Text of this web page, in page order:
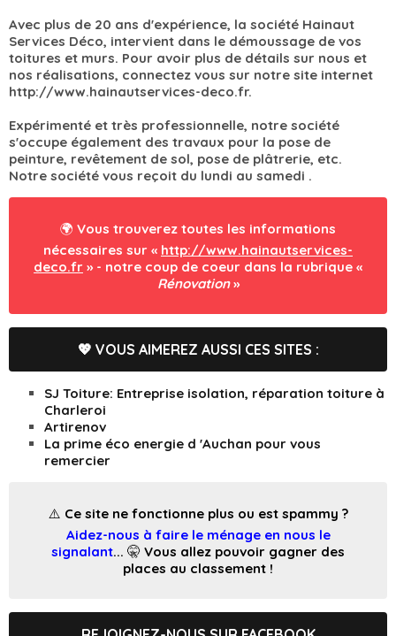
Avec plus de 20 ans d'expérience, la société Hainaut
Services Déco, intervient dans le démoussage de vos
toitures et murs. Pour avoir plus de détails sur nous et
nos réalisations, connectez vous sur notre site internet
http://www.hainautservices-deco.fr.
Expérimenté et très professionnelle, notre société
s'occupe également des travaux pour la pose de
peinture, revêtement de sol, pose de plâtrerie, etc.
Notre société vous reçoit du lundi au samedi .
🌍 Vous trouverez toutes les informations
nécessaires sur « http://www.hainautservices-
deco.fr » - notre coup de coeur dans la rubrique «
Rénovation»
💖 VOUS AIMEREZ AUSSI CES SITES :
SJ Toiture: Entreprise isolation, réparation toiture à
Charleroi
Artirenov
La prime éco energie d 'Auchan pour vous
remercier
⚠️ Ce site ne fonctionne plus ou est spammy ?
Aidez-nous à faire le ménage en nous le
signalant... 🤫 Vous allez pouvoir gagner des
places au classement !